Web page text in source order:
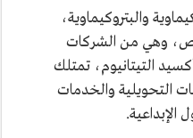
والبتروكيماوية،
الخاص، وهي من الشركات
التيتانيوم، تمتلك
التحويلية والخدمات
الإبداعية.